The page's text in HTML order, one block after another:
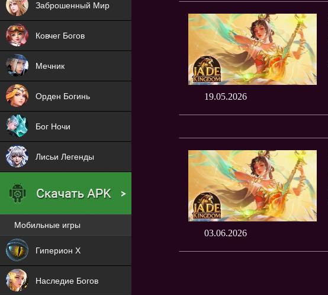
19.05.2026
03.06.2026
Заброшенный Мир
Ковчег Богов
Мечник
Орден Богинь
Бог Ночи
Лисьи Легенды
Мобильные игры
Гиперион Х
Наследие Богов
NEW